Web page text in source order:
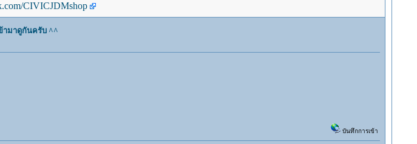
CIVICJDMshop
ข้ามาดูกันครับ ^^
บันทึกการเข้า